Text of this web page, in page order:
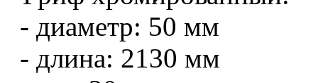
- диаметр: 50 мм
- длина: 2130 мм